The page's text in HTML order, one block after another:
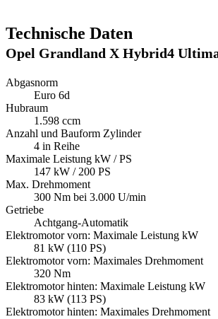
Technische Daten
Opel Grandland X Hybrid4
Abgasnorm
Euro 6d
Hubraum
1.598 ccm
Anzahl und Bauform Zylinder
4 in Reihe
Maximale Leistung kW / PS
147 kW / 200 PS
Max. Drehmoment
300 Nm bei 3.000 U/min
Getriebe
Achtgang-Automatik
Elektromotor vorn: Maximale Leistung kW
81 kW (110 PS)
Elektromotor vorn: Maximales Drehmoment
320 Nm
Elektromotor hinten: Maximale Leistung kW
83 kW (113 PS)
Elektromotor hinten: Maximales Drehmoment